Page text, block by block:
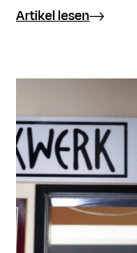
Artikel lesen